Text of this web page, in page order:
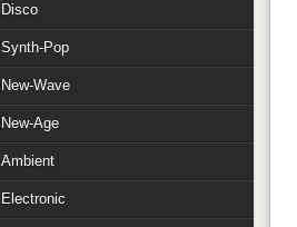
Disco
Synth-Pop
New-Wave
New-Age
Ambient
Electronic